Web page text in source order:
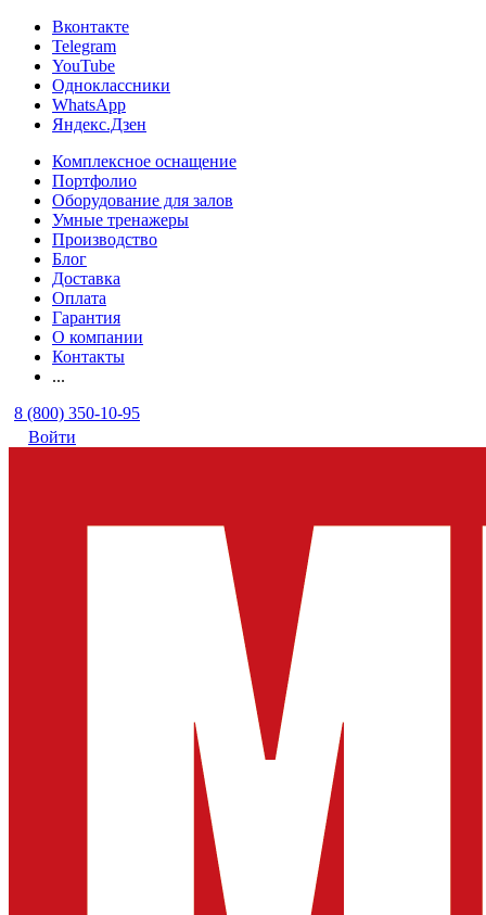
Вконтакте
Telegram
YouTube
Одноклассники
WhatsApp
Яндекс.Дзен
Комплексное оснащение
Портфолио
Оборудование для залов
Умные тренажеры
Производство
Блог
Доставка
Оплата
Гарантия
О компании
Контакты
...
8 (800) 350-10-95
Войти